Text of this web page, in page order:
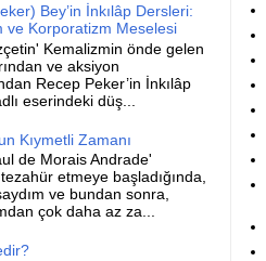
Bey’in İnkılâp Dersleri:
ve Korporatizm Meselesi
Kemalizmin önde gelen
ve aksiyon
Recep Peker’in İnkılâp
eserindeki düş...
Kıymetli Zamanı
de Morais Andrade'
etmeye başladığında,
ve bundan sonra,
çok daha az za...